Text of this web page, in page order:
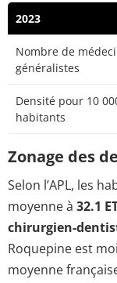
2023
Nombre de
généralistes
Densité pour 10
habitants
Zonage des
Selon l’APL, les
moyenne à 32.1
chirurgien-
Roquepine est
moyenne